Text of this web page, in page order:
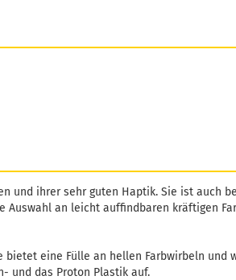
und ihrer sehr guten Haptik. Sie ist auch
an leicht auffindbaren kräftigen
eine Fülle an hellen Farbwirbeln und
und das Proton Plastik auf.